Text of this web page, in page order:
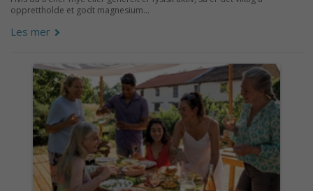
opprettholde et godt magnesium...
Les mer